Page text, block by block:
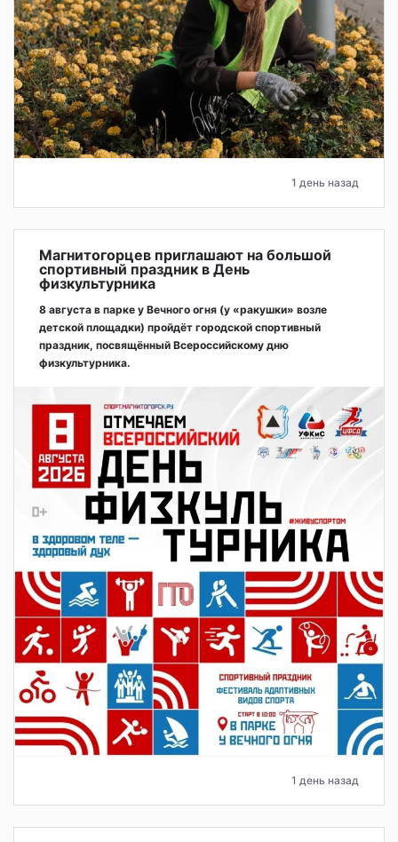
1 день назад
Магнитогорцев приглашают на большой
спортивный праздник в День
физкультурника
8 августа в парке у Вечного огня (у «ракушки» возле
детской площадки) пройдёт городской спортивный
праздник, посвящённый Всероссийскому дню
физкультурника.
1 день назад